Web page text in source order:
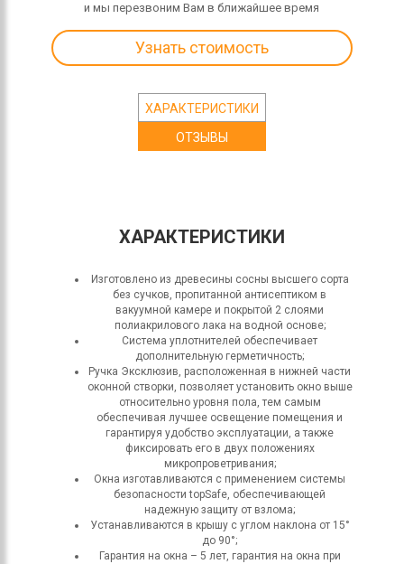
и мы перезвоним Вам в ближайшее время
Узнать стоимость
ХАРАКТЕРИСТИКИ
ОТЗЫВЫ
ХАРАКТЕРИСТИКИ
Изготовлено из древесины сосны высшего сорта
без сучков, пропитанной антисептиком в
вакуумной камере и покрытой 2 слоями
полиакрилового лака на водной основе;
Система уплотнителей обеспечивает
дополнительную герметичность;
Ручка Эксклюзив, расположенная в нижней части
оконной створки, позволяет установить окно выше
относительно уровня пола, тем самым
обеспечивая лучшее освещение помещения и
гарантируя удобство эксплуатации, а также
фиксировать его в двух положениях
микропроветривания;
Окна изготавливаются с применением системы
безопасности topSafe, обеспечивающей
надежную защиту от взлома;
Устанавливаются в крышу с углом наклона от 15°
до 90°;
Гарантия на окна – 5 лет, гарантия на окна при